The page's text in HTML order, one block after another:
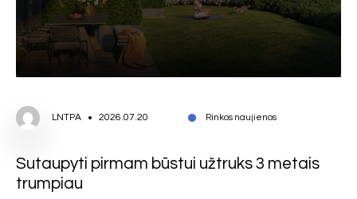
LNTPA 2026.07.20 Rinkos naujienos
Sutaupyti pirmam būstui užtruks 3 metais
trumpiau